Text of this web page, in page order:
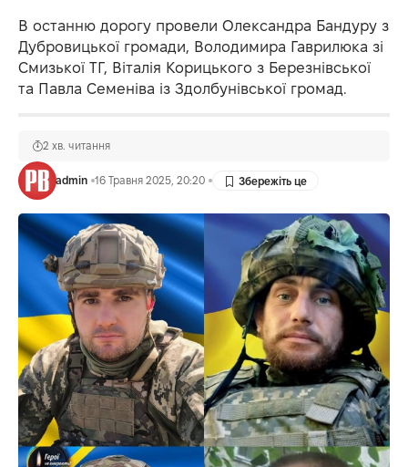
В останню дорогу провели Олександра Бандуру з
Дубровицької громади, Володимира Гаврилюка зі
Смизької ТГ, Віталія Корицького з Березнівської
та Павла Семеніва із Здолбунівської громад.
admin 16 Травня 2025, 20:20
2 хв. читання